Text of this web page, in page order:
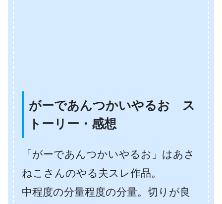
がーであんつかいやるお ス
トーリー・感想
「がーであんつかいやるお」はあさ
ねこさんのやる夫スレ作品。
中程度の分量程度の分量。切りが良